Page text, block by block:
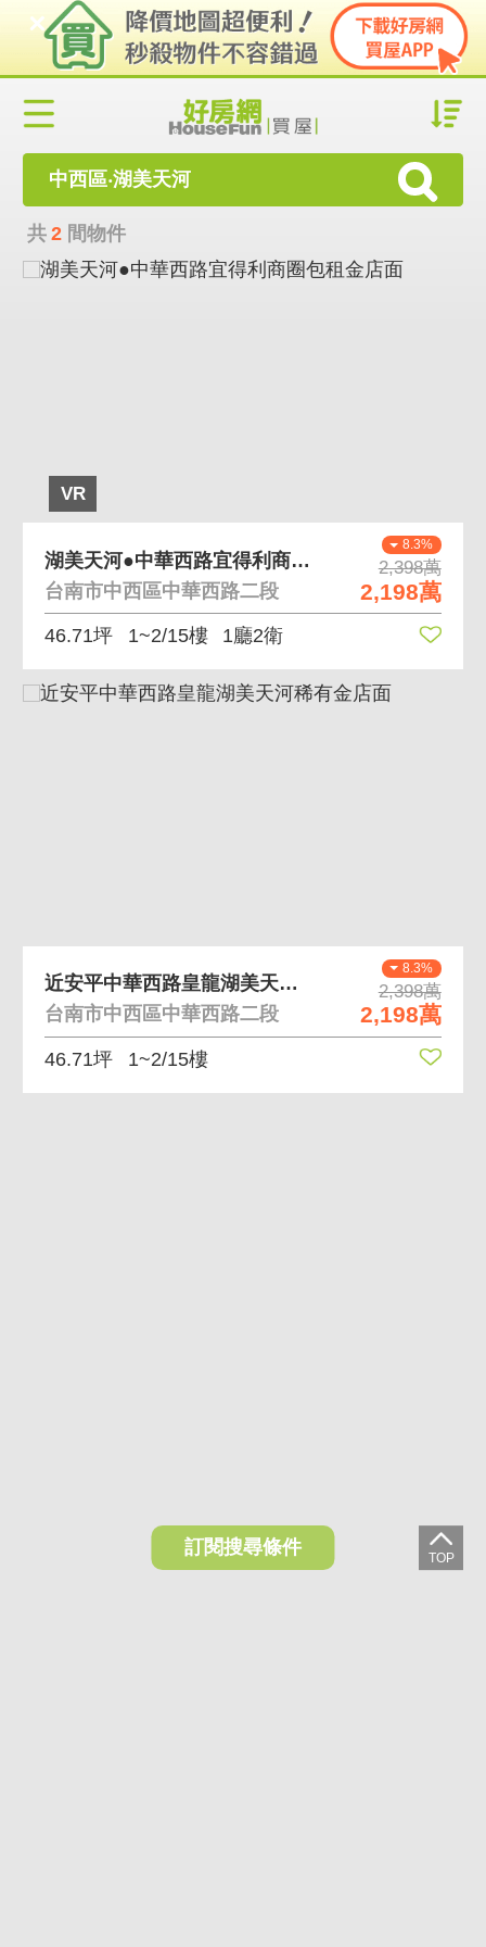
中西區‧湖美天河
共 2 間物件
VR
8.3%
2,398萬
2,198萬
湖美天河●中華西路宜得利商圈包租金店面
台南市中西區中華西路二段
46.71坪 1~2/15樓 1廳2衛
8.3%
2,398萬
2,198萬
近安平中華西路皇龍湖美天河稀有金店面
台南市中西區中華西路二段
46.71坪 1~2/15樓
訂閱搜尋條件